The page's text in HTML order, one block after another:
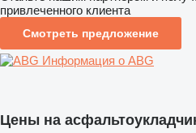
привлеченного клиента
Смотреть предложение
Информация о ABG
Цены на